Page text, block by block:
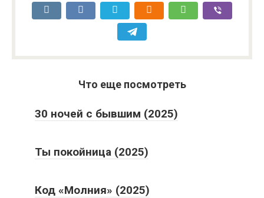
Что еще посмотреть
30 ночей с бывшим (2025)
Ты покойница (2025)
Код «Молния» (2025)